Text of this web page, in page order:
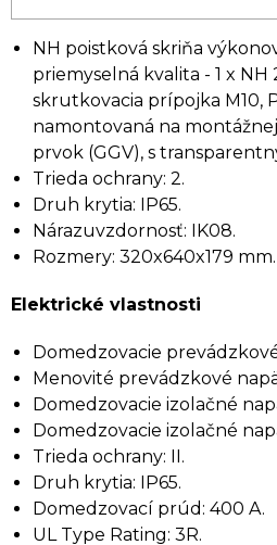
NH poistková skriňa
priemyselná kvalita - 1 x
skrutkovacia prípojka M10,
namontovaná na
prvok (GGV), s
Trieda ochrany: 2.
Druh krytia: IP65.
Nárazuvzdornosť: IK08.
Rozmery: 320x640x179 mm.
Elektrické vlastnosti
Domedzovacie
Menovité prevádzkové
Domedzovacie izolačné
Domedzovacie izolačné
Trieda ochrany: II.
Druh krytia: IP65.
Domedzovací prúd: 400 A.
UL Type Rating: 3R.